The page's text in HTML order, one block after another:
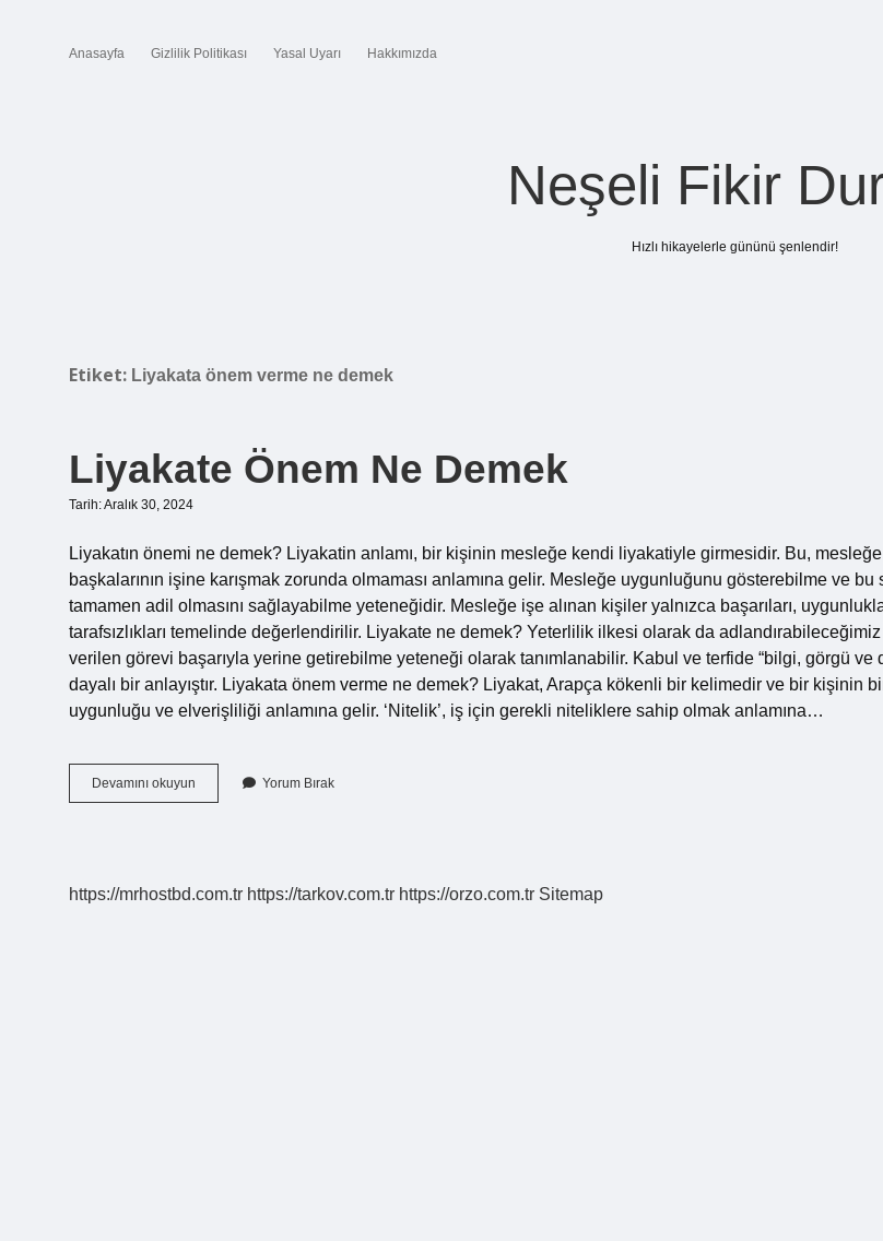
Anasayfa Gizlilik Politikası Yasal Uyarı Hakkımızda
Neşeli Fikir
Hızlı hikayelerle gününü şenlendir!
Etiket: Liyakata önem verme ne demek
Liyakate Önem Ne Demek
Tarih: Aralık 30, 2024
Liyakatın önemi ne demek? Liyakatin anlamı, bir kişinin mesleğe kendi liyakatiyle girmesidir. Bu,
başkalarının işine karışmak zorunda olmaması anlamına gelir. Mesleğe uygunluğunu gösterebilme ve bu
tamamen adil olmasını sağlayabilme yeteneğidir. Mesleğe işe alınan kişiler yalnızca başarıları,
tarafsızlıkları temelinde değerlendirilir. Liyakate ne demek? Yeterlilik ilkesi olarak da
verilen görevi başarıyla yerine getirebilme yeteneği olarak tanımlanabilir. Kabul ve terfide “bilgi, görgü ve
dayalı bir anlayıştır. Liyakata önem verme ne demek? Liyakat, Arapça kökenli bir kelimedir ve bir kişinin
uygunluğu ve elverişliliği anlamına gelir. ‘Nitelik’, iş için gerekli niteliklere sahip olmak anlamına…
Devamını okuyun Liyakate
Önem
Yorum Bırak
https://mrhostbd.com.tr https://tarkov.com.tr https://orzo.com.tr Sitemap